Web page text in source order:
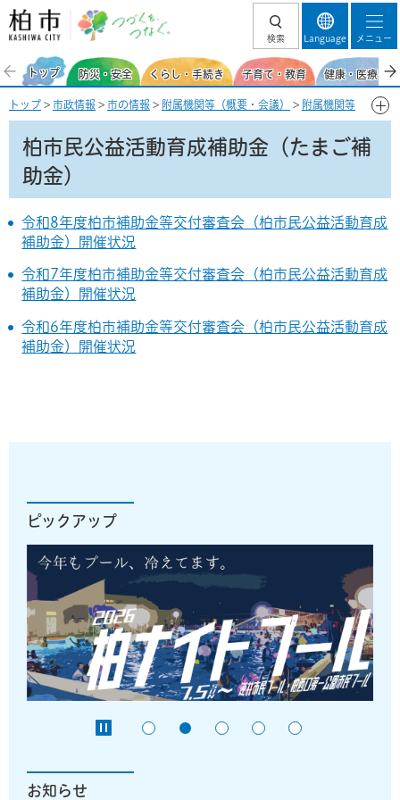
柏市 つづくを、
検索 Language メニュー
トップ 防災・安全 くらし・手続き 子育て・教育 健康・医療・
トップ > 市政情報 > 市の情報 > 附属機関等（概要・会議） > 附属機関等
の会議録・開催状況>補助金等の交付金> 柏市民公益活動育成補助金
（たまご補助金）
柏市民公益活動育成補助金（たまご補
助金）
令和8年度柏市補助金等交付審査会（柏市民公益活動育成
補助金）開催状況
令和7年度柏市補助金等交付審査会（柏市民公益活動育成
補助金）開催状況
令和6年度柏市補助金等交付審査会（柏市民公益活動育成
補助金）開催状況
ピックアップ
お知らせ